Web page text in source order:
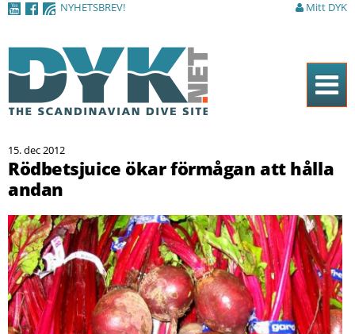
NYHETSBREV! Mitt DYK
Hem
Tidningen
Nyheter
Artiklar
DYK Guiden
Shop
Kontakt
15. dec 2012
Rödbetsjuice ökar förmågan att hålla
andan